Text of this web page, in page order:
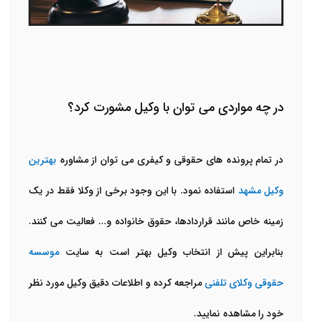
در چه مواردی می توان با وکیل مشورت کرد؟
در تمام پرونده های حقوقی و کیفری می توان از مشاوره بهترین
وکیل مشهد استفاده نمود. با این وجود برخی از وکلا فقط در یک
زمینه خاص مانند قراردادها، حقوق خانواده و... فعالیت می کنند.
بنابراین پیش از انتخاب وکیل بهتر است به سایت موسسه
حقوقی وکلای تلفنیمراجعه کرده و اطلاعات دقیق وکیل مورد نظر
خود را مشاهده نمایید.